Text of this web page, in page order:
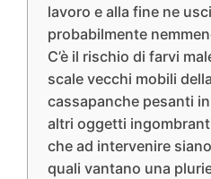
lavoro e alla fine ne
probabilmente
C’è il rischio di farvi
scale vecchi mobili
cassapanche pesanti
altri oggetti
che ad intervenire
quali vantano una